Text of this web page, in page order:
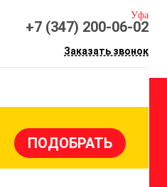
Уфа
+7 (347) 200-06-02
Заказать звонок